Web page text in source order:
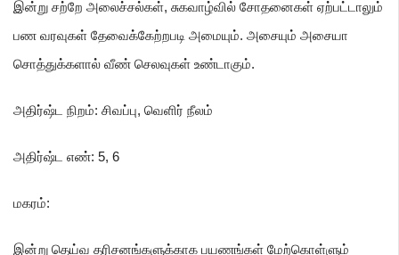
இன்று சற்றே அலைச்சல்கள், சுகவாழ்வில் சோதனைகள் ஏற்பட்டாலும்
பண வரவுகள் தேவைக்கேற்றபடி அமையும். அசையும் அசையா
சொத்துக்களால் வீண் செலவுகள் உண்டாகும்.
அதிர்ஷ்ட நிறம்: சிவப்பு, வெளிர் நீலம்
அதிர்ஷ்ட எண்: 5, 6
மகரம்:
இன்று தெய்வ தரிசனங்களுக்காக பயணங்கள் மேற்கொள்ளும்